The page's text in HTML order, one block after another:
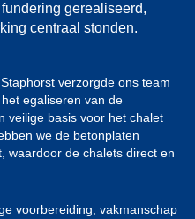
gerealiseerd,
centraal stonden.
verzorgde ons team
egaliseren van de
veilige basis voor het chalet
we de betonplaten
waardoor de chalets direct en
voorbereiding, vakmanschap